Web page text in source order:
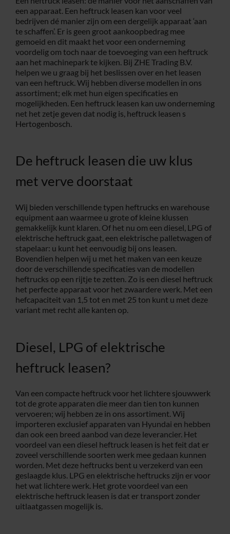
Services
Contact
een apparaat. Een heftruck leasen kan voor veel
bedrijven dé manier zijn om een dergelijk apparaat ‘aan
te schaffen’. Er is geen groot aankoopbedrag mee
gemoeid en dit maakt het voor een onderneming
voordelig om toch naar de toevoeging van een heftruck
aan het machinepark te kijken. Bij ZHE Trading B.V.
helpen we u graag bij het beslissen over en het leasen
van een heftruck. Wij hebben diverse modellen in ons
assortiment; elk met hun eigen specificaties en
mogelijkheden. Een heftruck leasen kan uw onderneming
net het zetje geven dat nodig is, heftruck leasen s
Hertogenbosch.
De heftruck leasen die uw klus
met verve doorstaat
Wij bieden verschillende typen heftrucks en warehouse
equipment aan waarmee u grote of kleine klussen
gemakkelijk kunt klaren. Of het nu om een diesel, LPG of
elektrische heftruck gaat, een elektrische palletwagen of
stapelaar: u kunt het eenvoudig bij ons leasen.
Bovendien helpen wij u met het maken van een keuze
door de verschillende specificaties van de modellen
heftrucks op een rijtje te zetten. Zo is een diesel heftruck
het perfecte apparaat voor het zwaardere werk. Met een
hefcapaciteit van 1,5 tot en met 25 ton kunt u met deze
variant met recht alle kanten op.
Diesel, LPG of elektrische
heftruck leasen?
Van een compacte heftruck voor het lichtere sjouwwerk
tot de grote apparaten die meer dan tien ton kunnen
vervoeren; wij hebben ze in ons assortiment. Wij
importeren exclusief apparaten van Hyundai en hebben
dan ook een breed aanbod van deze leverancier. Het
voordeel van een diesel heftruck leasen is het feit dat er
zoveel verschillende soorten werk mee gedaan kunnen
worden. Met deze heftrucks bent u verzekerd van een
geslaagde klus. LPG en elektrische heftrucks zijn er voor
het wat lichtere werk. Het grote voordeel van een
elektrische heftruck leasen is dat er transport zonder
uitlaatgassen mogelijk is.